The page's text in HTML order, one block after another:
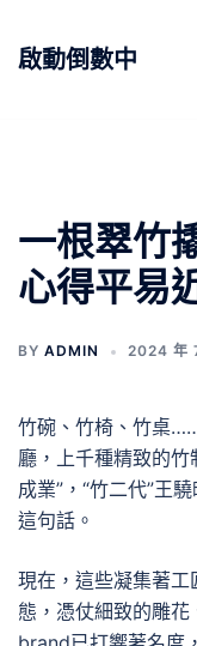
啟動倒數中
一根翠竹
心得平易
BY ADMIN 2024 年
竹碗、竹椅、竹桌
廳，上千種精致的
成業”，“竹二代”王
這句話。
現在，這些凝集著
態，憑仗細致的雕